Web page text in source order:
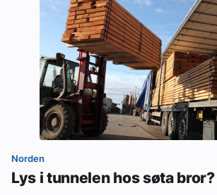
Norden
Lys i tunnelen hos søta bror?